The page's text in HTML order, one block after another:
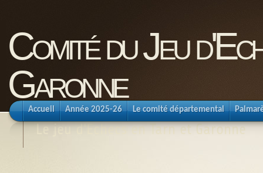
Comité du Jeu
Garonne
Le jeu d'Echecs en Tarn et Garonne
Accueil Année 2025-26 Le comité départemental